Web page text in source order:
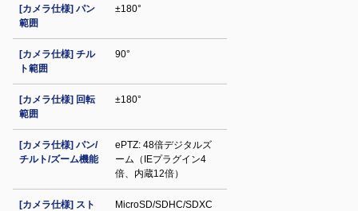
[カメラ仕様] パン
範囲
±180°
[カメラ仕様] チル
ト範囲
90°
[カメラ仕様] 回転
範囲
±180°
[カメラ仕様] パン/
チルト/ズーム機能
ePTZ: 48倍デジタルズ
ーム（IEプラグイン4
倍、内蔵12倍）
[カメラ仕様] スト
MicroSD/SDHC/SDXC